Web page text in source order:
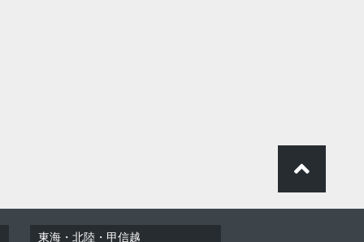
東海・北陸・甲信越